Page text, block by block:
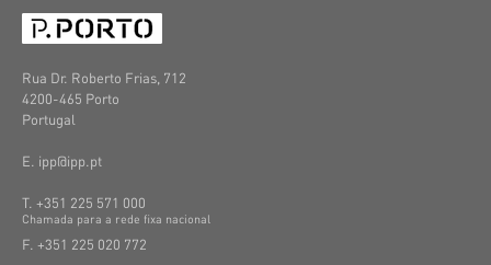
Rua Dr. Roberto Frias, 712
4200-465 Porto
Portugal
E. ipp@ipp.pt
T. +351 225 571 000
Chamada para a rede fixa nacional
F. +351 225 020 772